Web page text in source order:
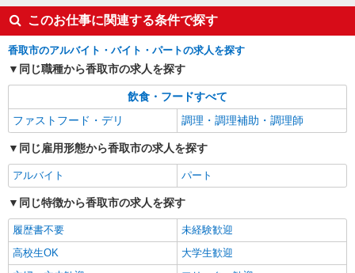
このお仕事に関連する条件で探す
香取市のアルバイト・バイト・パートの求人を探す
同じ職種から香取市の求人を探す
飲食・フードすべて
ファストフード・デリ
調理・調理補助・調理師
同じ雇用形態から香取市の求人を探す
アルバイト パート
同じ特徴から香取市の求人を探す
履歴書不要
未経験歓迎
高校生OK
大学生歓迎